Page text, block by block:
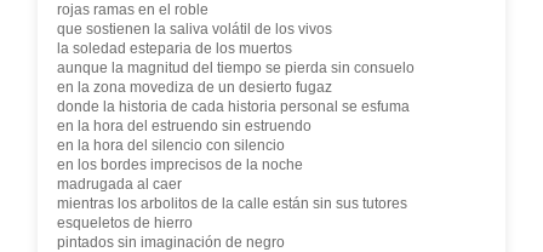
rojas ramas en el roble
que sostienen la saliva volátil de los vivos
la soledad esteparia de los muertos
aunque la magnitud del tiempo se pierda sin consuelo
en la zona movediza de un desierto fugaz
donde la historia de cada historia personal se esfuma
en la hora del estruendo sin estruendo
en la hora del silencio con silencio
en los bordes imprecisos de la noche
madrugada al caer
mientras los arbolitos de la calle están sin sus tutores
esqueletos de hierro
pintados sin imaginación de negro